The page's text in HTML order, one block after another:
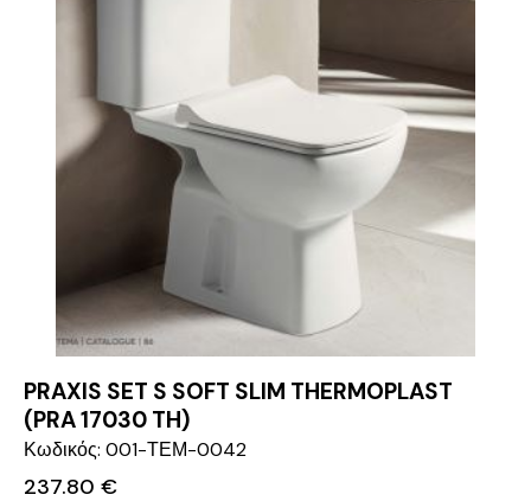
PRAXIS SET S SOFT SLIM THERMOPLAST
(PRA 17030 TH)
Κωδικός: 001-ΤΕΜ-0042
237.80 €